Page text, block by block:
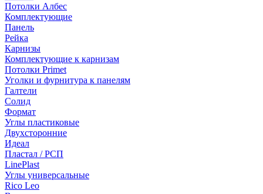
Потолки Албес
Комплектующие
Панель
Рейка
Карнизы
Комплектующие к карнизам
Потолки Primet
Уголки и фурнитура к панелям
Галтели
Солид
Формат
Углы пластиковые
Двухсторонние
Идеал
Пластал / РСП
LinePlast
Углы универсальные
Rico Leo